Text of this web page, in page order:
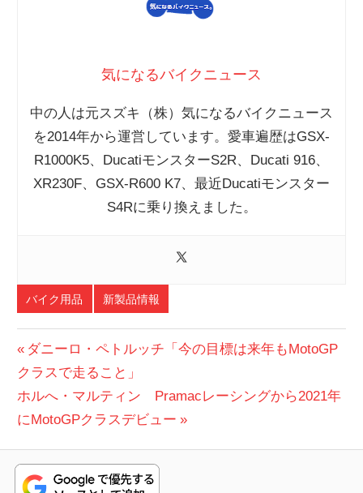
気になるバイクニュース
中の人は元スズキ（株）気になるバイクニュース
を2014年から運営しています。愛車遍歴はGSX-
R1000K5、DucatiモンスターS2R、Ducati 916、
XR230F、GSX-R600 K7、最近Ducatiモンスター
S4Rに乗り換えました。
バイク用品 新製品情報
投
稿
ナ
ビ
ゲ
前
の
投
稿:
ダニーロ・ペトルッチ「今の目標は来年もMotoGP
クラスで走ること」
次
の
稿:
ホルへ・マルティン Pramacレーシングから2021年
にMotoGPクラスデビュー